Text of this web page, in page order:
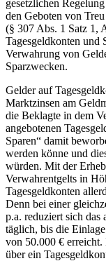
gesetzlichen
den Geboten von
(§ 307 Abs. 1 Satz 1,
Tagesgeldkonten und
Verwahrung von
Sparzwecken.
Gelder auf
Marktzinsen am
die Beklagte in dem
angebotenen
Sparen“ damit
werden könne und
würden. Mit der
Verwahrentgelts in
Tagesgeldkonten
Denn bei einer
p.a. reduziert sich das
täglich, bis die
von 50.000 €
über ein